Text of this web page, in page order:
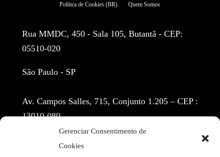
Gerenciar Consentimento de
Cookies
Política de Cookies (BR) Quem Somos
Rua MMDC, 450 - Sala 105, Butantã - CEP:
05510-020
São Paulo - SP
Av. Campos Salles, 715, Conjunto 1.205 – CEP :
13010-080